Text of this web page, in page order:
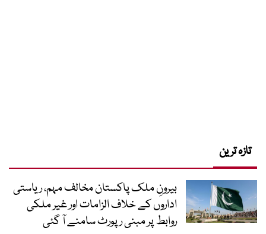
تازہ ترین
بیرونِ ملک پاکستان مخالف مہم، ریاستی
اداروں کے خلاف الزامات اور غیر ملکی
روابط پر مبنی رپورٹ سامنے آ گئی